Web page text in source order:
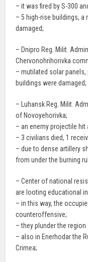
– it was fired by S-300
– 5 high-rise buildings,
damaged;
– Dnipro Reg. Milit.
Chervonohrihorivka
– mutilated solar panels,
buildings were damaged;
– Luhansk Reg. Milit.
of Novoyehorivka;
– an enemy projectile
– 3 civilians died, 1
– due to dense artillery
from under the burning
– Center of national
are looting educational
– in this way, the
counteroffensive;
– they plunder the
– also in Enerhodar the
Crimea;